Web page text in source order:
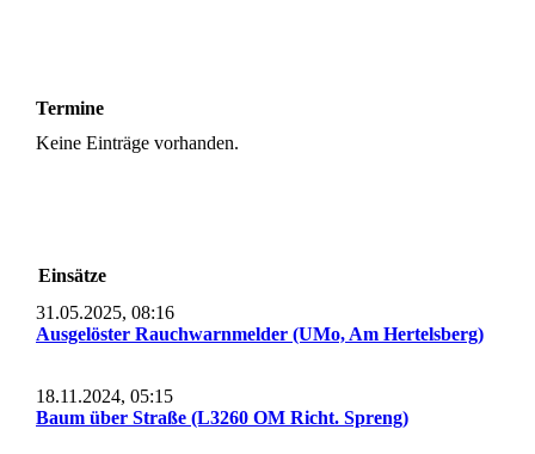
Termine
Keine Einträge vorhanden.
Einsätze
31.05.2025, 08:16
Ausgelöster Rauchwarnmelder (UMo, Am Hertelsberg)
18.11.2024, 05:15
Baum über Straße (L3260 OM Richt. Spreng)